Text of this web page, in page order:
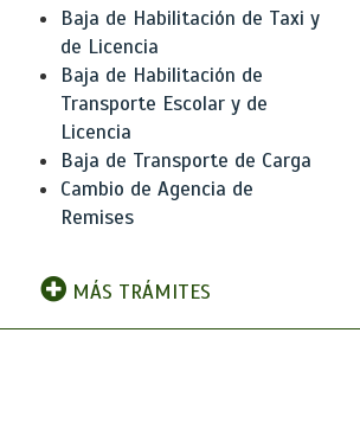
Baja de Habilitación de Taxi y
de Licencia
Baja de Habilitación de
Transporte Escolar y de
Licencia
Baja de Transporte de Carga
Cambio de Agencia de
Remises
MÁS TRÁMITES